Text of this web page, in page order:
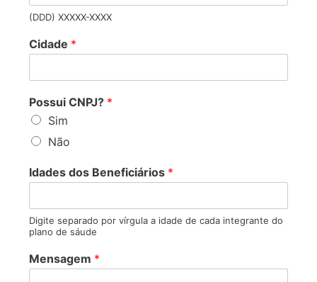
(DDD) XXXXX-XXXX
Cidade *
Possui CNPJ? *
Sim
Não
Idades dos Beneficiários *
Digite separado por vírgula a idade de cada integrante do
plano de sáude
Mensagem *